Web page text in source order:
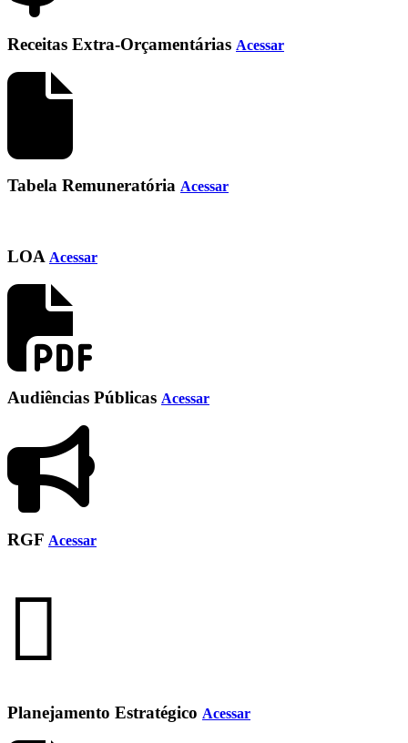
Receitas Extra-Orçamentárias Acessar
Tabela Remuneratória Acessar
LOA Acessar
Audiências Públicas Acessar
RGF Acessar
Planejamento Estratégico Acessar